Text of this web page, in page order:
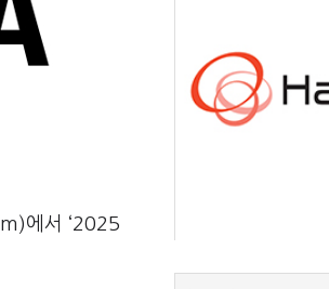
에서 ‘2025